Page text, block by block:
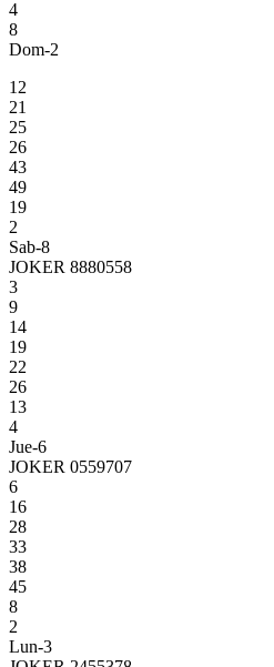
4
8
Dom-2
12
21
25
26
43
49
19
2
Sab-8
JOKER 8880558
3
9
14
19
22
26
13
4
Jue-6
JOKER 0559707
6
16
28
33
38
45
8
2
Lun-3